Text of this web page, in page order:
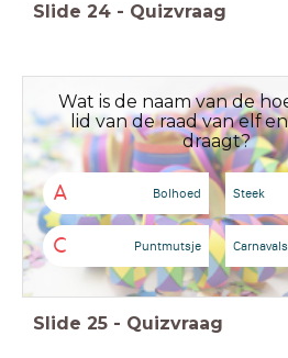
Slide 24 - Quizvraag
Wat is de naam van de
lid van de raad van elf
draagt?
A Bolhoed Steek
C Puntmutsje
Slide 25 - Quizvraag